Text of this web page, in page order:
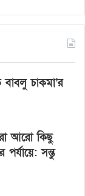
বাবলু চাকমা’র
আরো কিছু
সন্তু